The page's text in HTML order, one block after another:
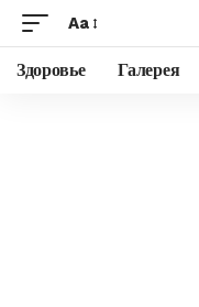
Aa
Здоровье Галерея